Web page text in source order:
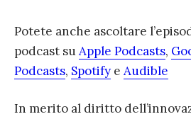
Potete anche ascoltare
podcast suApple Podcasts,
Podcasts, Spotify e Audible
In merito al diritto